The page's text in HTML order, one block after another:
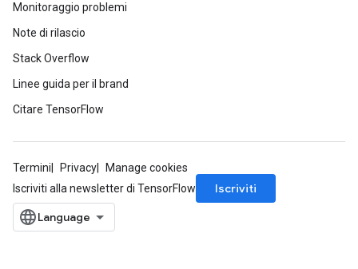
Monitoraggio problemi
Note di rilascio
Stack Overflow
Linee guida per il brand
Citare TensorFlow
Termini Privacy
Manage cookies
Iscriviti alla newsletter di TensorFlow
Iscriviti